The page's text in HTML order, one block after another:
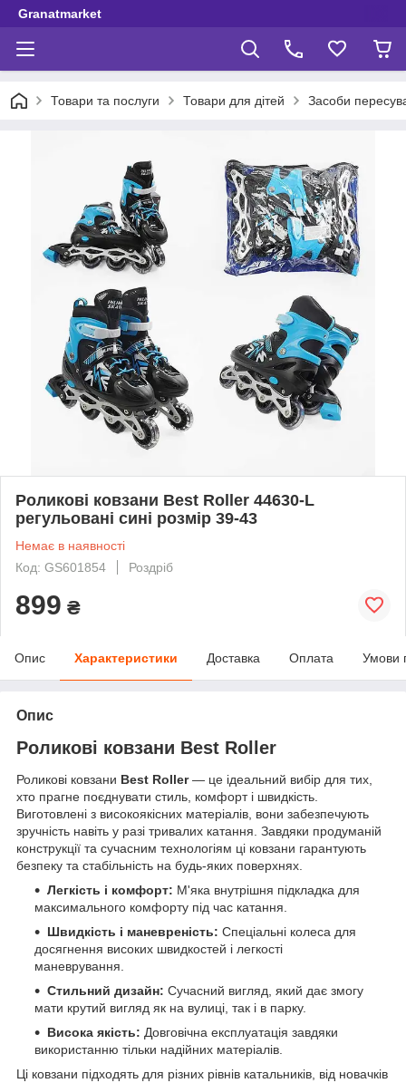
Granatmarket
Товари та послуги Товари для дітей Засоби
Роликові ковзани Best Roller 44630-L
регульовані сині розмір 39-43
Немає в наявності
Код: GS601854
Роздріб
899 ₴
Опис Характеристики Доставка Оплата Умови
Опис
Роликові ковзани Best Roller
Роликові ковзани Best Roller— це ідеальний вибір для тих,
хто прагне поєднувати стиль, комфорт і швидкість.
Виготовлені з високоякісних матеріалів, вони забезпечують
зручність навіть у разі тривалих катання. Завдяки продуманій
конструкції та сучасним технологіям ці ковзани гарантують
безпеку та стабільність на будь-яких поверхнях.
Легкість і комфорт: М'яка внутрішня підкладка для
максимального комфорту під час катання.
Швидкість і маневреність: Спеціальні колеса для
досягнення високих швидкостей і легкості
маневрування.
Стильний дизайн: Сучасний вигляд, який дає змогу
мати крутий вигляд як на вулиці, так і в парку.
Висока якість: Довговічна експлуатація завдяки
використанню тільки надійних матеріалів.
Ці ковзани підходять для різних рівнів катальників, від новачків